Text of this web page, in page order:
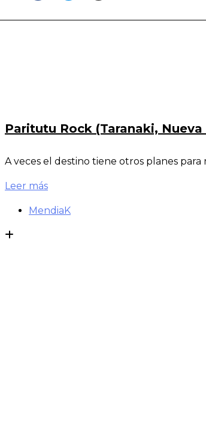
Paritutu Rock (Taranaki,
A veces el destino tiene otros planes
Leer más
MendiaK